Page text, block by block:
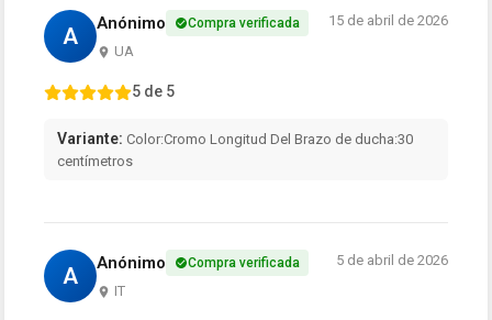
A Anónimo Compra verificada
UA
15 de abril de 2026
5 de 5
Variante: Color:Cromo Longitud Del Brazo de ducha:30
centímetros
A Anónimo Compra verificada
IT
5 de abril de 2026